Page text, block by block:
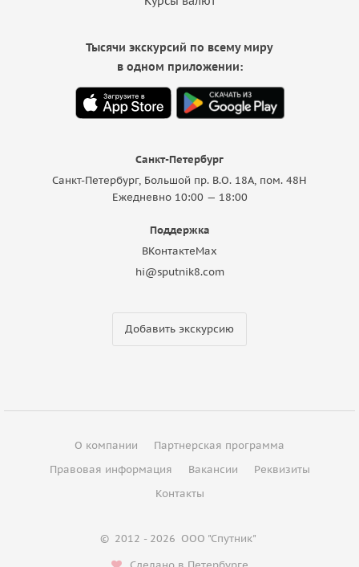
Санкт-Петербург
Санкт-Петербург, Большой пр. В.О. 18A, пом. 48Н
Ежедневно 10:00 — 18:00
Поддержка
ВКонтактеMax
hi@sputnik8.com
Добавить экскурсию
Тысячи экскурсий по всему миру
в одном приложении:
О компании
Партнерская программа
Правовая информация
Вакансии
Реквизиты
Контакты
© 2012 - 2026 ООО "Спутник"